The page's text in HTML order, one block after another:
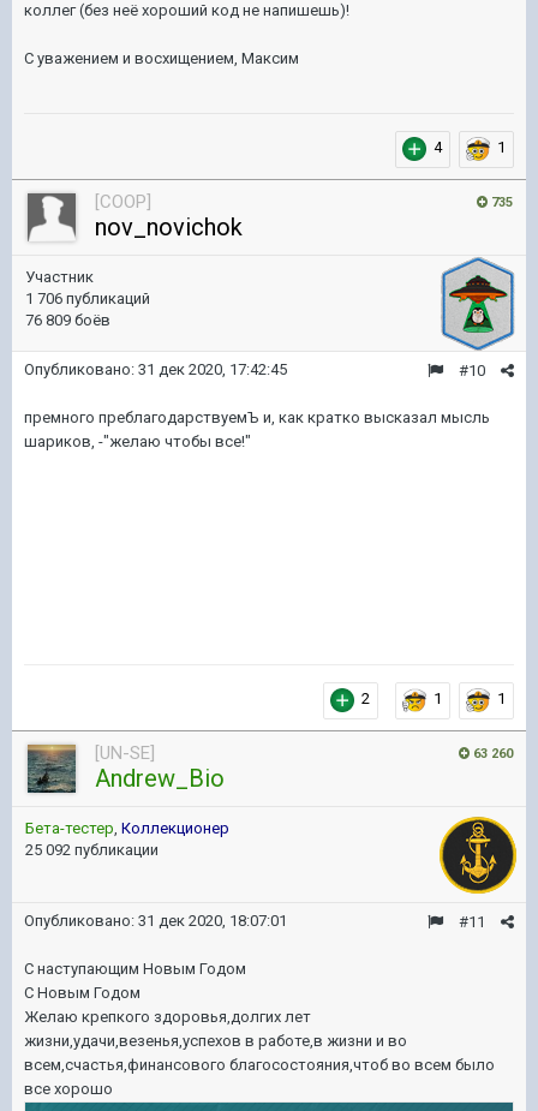
коллег (без неё хороший код не напишешь)!
С уважением и восхищением, Максим
4 1
735
[COOP]
nov_novichok
Участник
1 706 публикаций
76 809 боёв
#10
Опубликовано: 31 дек 2020, 17:42:45
премного преблагодарствуемЪ и, как кратко высказал мысль
шариков, -"желаю чтобы все!"
2 1 1
63 260
[UN-SE]
Andrew_Bio
Бета-тестер, Коллекционер
25 092 публикации
#11
Опубликовано: 31 дек 2020, 18:07:01
C наступающим Новым Годом
С Новым Годом
Желаю крепкого здоровья,долгих лет
жизни,удачи,везенья,успехов в работе,в жизни и во
всем,счастья,финансового благосостояния,чтоб во всем было
все хорошо